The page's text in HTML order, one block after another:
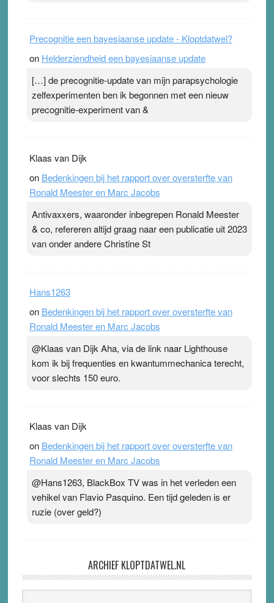
Precognitie een bayesiaanse update - Kloptdatwel?
on Helderziendheid een bayesiaanse update
[…] de precognitie-update van mijn parapsychologie
zelfexperimenten ben ik begonnen met een nieuw
precognitie-experiment van &
Klaas van Dijk
on Bedenkingen bij het rapport over oversterfte van
Ronald Meester en Marc Jacobs
Antivaxxers, waaronder inbegrepen Ronald Meester
& co, refereren altijd graag naar een publicatie uit 2023
van onder andere Christine St
Hans1263
on Bedenkingen bij het rapport over oversterfte van
Ronald Meester en Marc Jacobs
@Klaas van Dijk Aha, via de link naar Lighthouse
kom ik bij frequenties en kwantummechanica terecht,
voor slechts 150 euro.
Klaas van Dijk
on Bedenkingen bij het rapport over oversterfte van
Ronald Meester en Marc Jacobs
@Hans1263, BlackBox TV was in het verleden een
vehikel van Flavio Pasquino. Een tijd geleden is er
ruzie (over geld?)
ARCHIEF KLOPTDATWEL.NL